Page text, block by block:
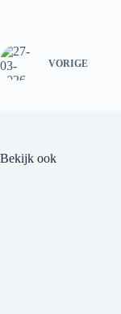
VORIGE
Bekijk ook